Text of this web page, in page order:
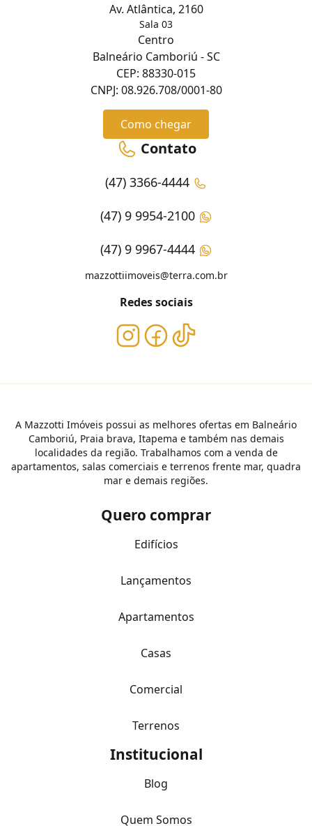
Av. Atlântica, 2160
Sala 03
Centro
Balneário Camboriú - SC
CEP: 88330-015
CNPJ: 08.926.708/0001-80
Como chegar
Contato
(47) 3366-4444
(47) 9 9954-2100
(47) 9 9967-4444
mazzottiimoveis@terra.com.br
Redes sociais
A Mazzotti Imóveis possui as melhores ofertas em Balneário
Camboriú, Praia brava, Itapema e também nas demais
localidades da região. Trabalhamos com a venda de
apartamentos, salas comerciais e terrenos frente mar, quadra
mar e demais regiões.
Quero comprar
Edifícios
Lançamentos
Apartamentos
Casas
Comercial
Terrenos
Institucional
Blog
Quem Somos